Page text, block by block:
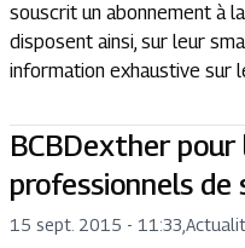
souscrit un abonnement à
disposent ainsi, sur leur
information exhaustive sur
BCBDexther pour
professionnels de
15 sept. 2015 - 11:33